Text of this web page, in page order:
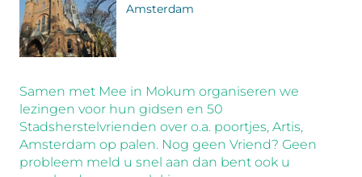
Amsterdam
Samen met Mee in Mokum organiseren we
lezingen voor hun gidsen en 50
Stadsherstelvrienden over o.a. poortjes, Artis,
Amsterdam op palen. Nog geen Vriend? Geen
probleem meld u snel aan dan bent ook u